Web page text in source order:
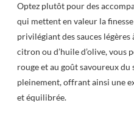
Optez plutôt pour des
qui mettent en valeur la
privilégiant des sauces légères
citron ou d’huile d’olive, vous
rouge et au goût savoureux du
pleinement, offrant ainsi une
et équilibrée.